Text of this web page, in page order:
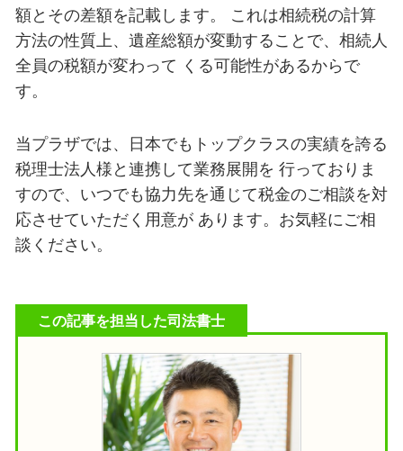
額とその差額を記載します。 これは相続税の計算
方法の性質上、遺産総額が変動することで、相続人
全員の税額が変わって くる可能性があるからで
す。
当プラザでは、日本でもトップクラスの実績を誇る
税理士法人様と連携して業務展開を 行っておりま
すので、いつでも協力先を通じて税金のご相談を対
応させていただく用意が あります。お気軽にご相
談ください。
この記事を担当した司法書士